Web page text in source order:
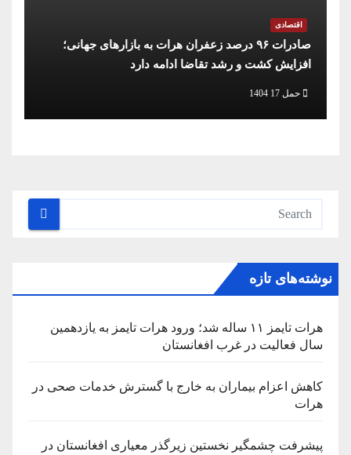
اقتصادی
صادرات ۹۶ درصد زعفران هرات به بازارهای جهانی؛
افزایش کشت و رشد تقاضا ادامه دارد
حمل 17 1404
نوشته‌های تازه
هرات تایمز ۱۱ ساله شد؛ ورود هرات تایمز به یازدهمین
سال فعالیت در غرب افغانستان
کاهش اعزام بیماران به خارج با گسترش خدمات صحی در
هرات
پیشرفت چشمگیر نخستین زیرگذر معیاری افغانستان در